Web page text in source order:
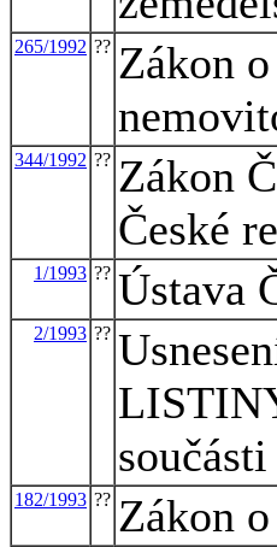
265/1992 ?? Zákon
344/1992 ?? Zákon
České
1/1993 ?? Ústava
2/1993 ??
182/1993 ?? Zákon